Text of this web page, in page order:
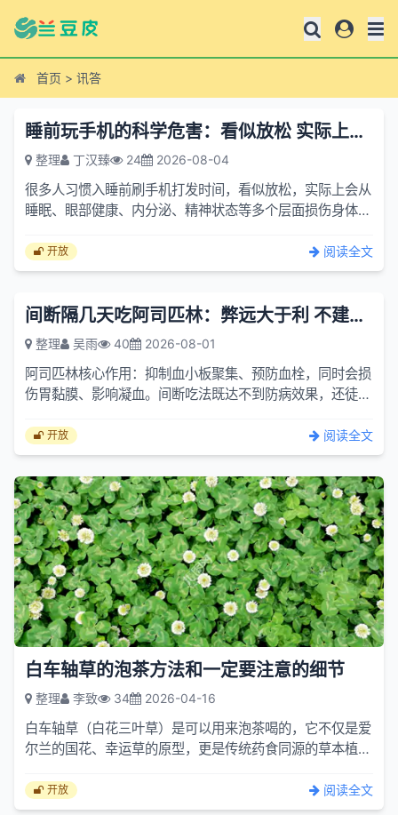
首页 > 讯答
睡前玩手机的科学危害：看似放松 实际上会从睡眠 眼部健康 内分泌
整理 丁汉臻 24 2026-08-04
很多人习惯入睡前刷手机打发时间，看似放松，实际上会从
睡眠、眼部健康、内分泌、精神状态等多个层面损伤身体，
低睡眠...
开放 阅读全文
间断隔几天吃阿司匹林：弊远大于利 不建议普通人长期这么吃
整理 吴雨 40 2026-08-01
阿司匹林核心作用：抑制血小板聚集、预防血栓，同时会损
伤胃黏膜、影响凝血。间断吃法既达不到防病效果，还徒增
脑血...
开放 阅读全文
白车轴草的泡茶方法和一定要注意的细节
整理 李致 34 2026-04-16
白车轴草（白花三叶草）是可以用来泡茶喝的，它不仅是爱
尔兰的国花、幸运草的原型，更是传统药食同源的草本植
以泡茶？...
开放 阅读全文